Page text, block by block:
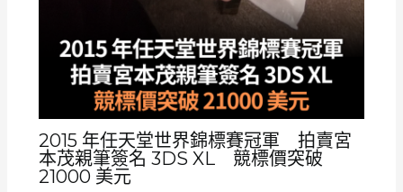
2015 年任天堂世界錦標賽冠軍 拍賣宮
本茂親筆簽名 3DS XL 競標價突破
21000 美元